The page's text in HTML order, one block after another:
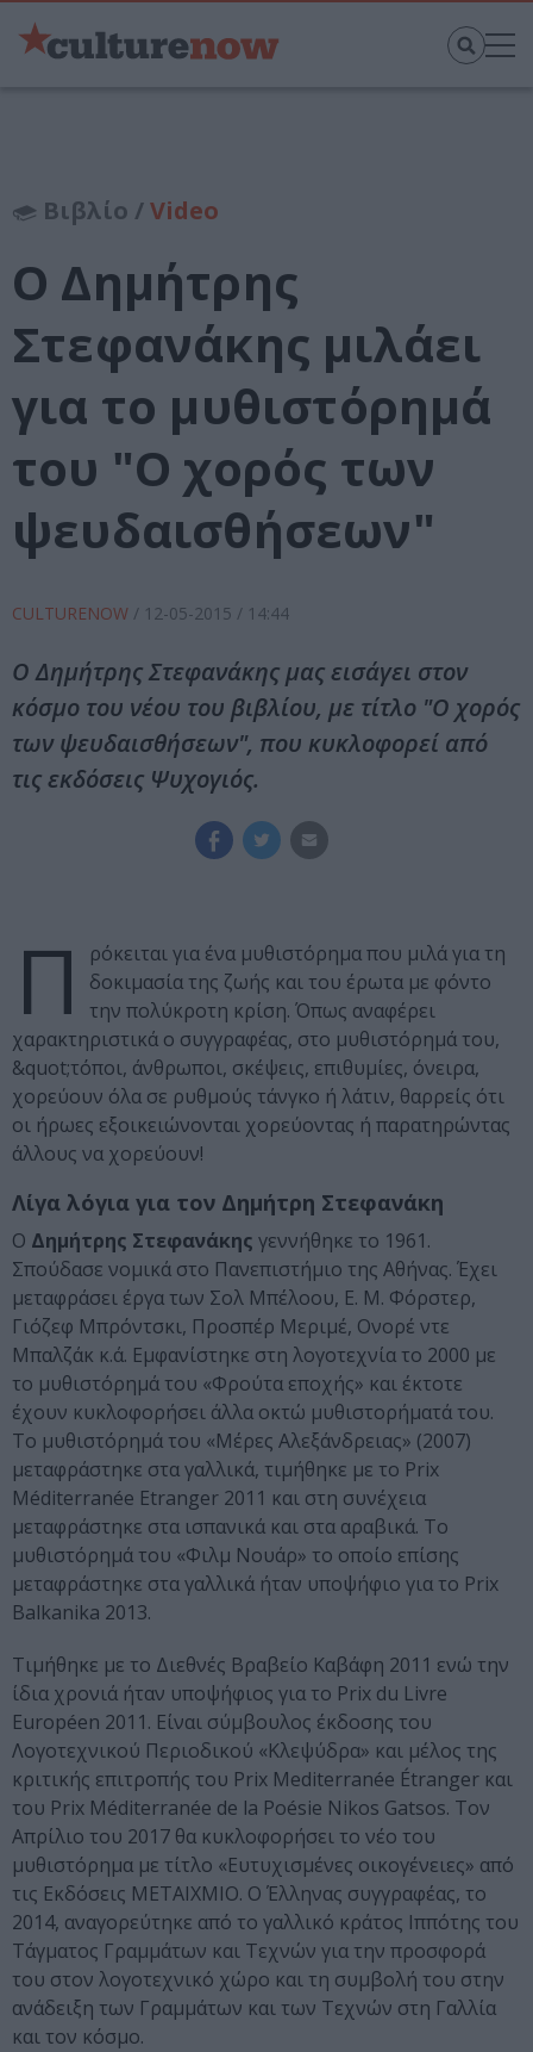
Βιβλίο /Video
Ο Δημήτρης
Στεφανάκης μιλάει
για το μυθιστόρημά
του "Ο χορός των
ψευδαισθήσεων"
CULTURENOW / 12-05-2015 / 14:44
Ο Δημήτρης Στεφανάκης μας εισάγει στον
κόσμο του νέου του βιβλίου, με τίτλο "Ο χορός
των ψευδαισθήσεων", που κυκλοφορεί από
τις εκδόσεις Ψυχογιός.
Π
ρόκειται για ένα μυθιστόρημα που μιλά για τη
δοκιμασία της ζωής και του έρωτα με φόντο
την πολύκροτη κρίση. Όπως αναφέρει
χαρακτηριστικά ο συγγραφέας, στο μυθιστόρημά του,
&quot;τόποι, άνθρωποι, σκέψεις, επιθυμίες, όνειρα,
χορεύουν όλα σε ρυθμούς τάνγκο ή λάτιν, θαρρείς ότι
οι ήρωες εξοικειώνονται χορεύοντας ή παρατηρώντας
άλλους να χορεύουν!
Λίγα λόγια για τον Δημήτρη Στεφανάκη
Ο Δημήτρης Στεφανάκης γεννήθηκε το 1961.
Σπούδασε νομικά στο Πανεπιστήμιο της Αθήνας. Έχει
μεταφράσει έργα των Σολ Μπέλοου, Ε. Μ. Φόρστερ,
Γιόζεφ Μπρόντσκι, Προσπέρ Μεριμέ, Ονορέ ντε
Μπαλζάκ κ.ά. Εμφανίστηκε στη λογοτεχνία το 2000 με
το μυθιστόρημά του «Φρούτα εποχής» και έκτοτε
έχουν κυκλοφορήσει άλλα οκτώ μυθιστορήματά του.
Το μυθιστόρημά του «Μέρες Αλεξάνδρειας» (2007)
μεταφράστηκε στα γαλλικά, τιμήθηκε με το Prix
Méditerranée Etranger 2011 και στη συνέχεια
μεταφράστηκε στα ισπανικά και στα αραβικά. Το
μυθιστόρημά του «Φιλμ Νουάρ» το οποίο επίσης
μεταφράστηκε στα γαλλικά ήταν υποψήφιο για το Prix
Balkanika 2013.
Tιμήθηκε με το Διεθνές Βραβείο Καβάφη 2011 ενώ την
ίδια χρονιά ήταν υποψήφιος για το Prix du Livre
Européen 2011. Είναι σύμβουλος έκδοσης του
Λογοτεχνικού Περιοδικού «Κλεψύδρα» και μέλος της
κριτικής επιτροπής του Prix Mediterranée Étranger και
του Prix Méditerranée de la Poésie Nikos Gatsos. Τον
Απρίλιο του 2017 θα κυκλοφορήσει το νέο του
μυθιστόρημα με τίτλο «Ευτυχισμένες οικογένειες» από
τις Εκδόσεις ΜΕΤΑΙΧΜΙΟ. Ο Έλληνας συγγραφέας, το
2014, αναγορεύτηκε από το γαλλικό κράτος Ιππότης του
Τάγματος Γραμμάτων και Τεχνών για την προσφορά
του στον λογοτεχνικό χώρο και τη συμβολή του στην
ανάδειξη των Γραμμάτων και των Τεχνών στη Γαλλία
και τον κόσμο.